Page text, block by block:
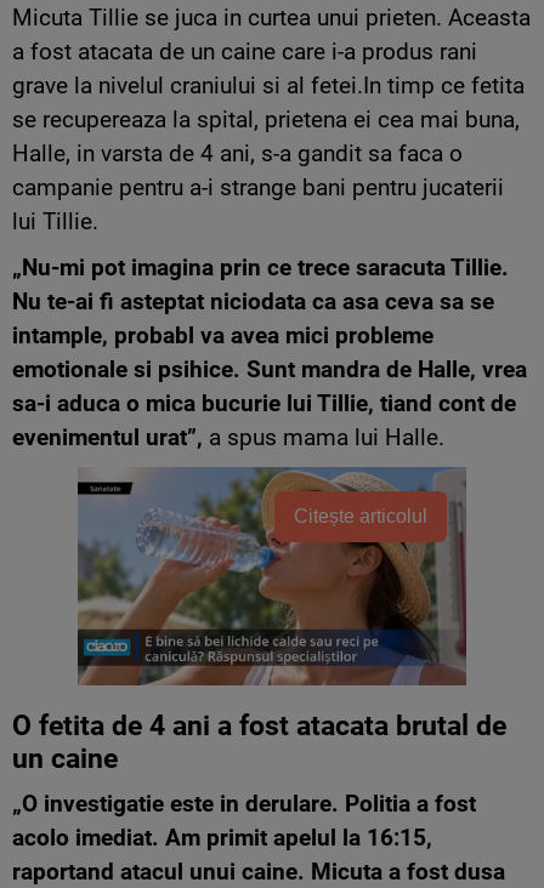
Micuta Tillie se juca in curtea unui prieten. Aceasta
a fost atacata de un caine care i-a produs rani
grave la nivelul craniului si al fetei.In timp ce fetita
se recupereaza la spital, prietena ei cea mai buna,
Halle, in varsta de 4 ani, s-a gandit sa faca o
campanie pentru a-i strange bani pentru jucaterii
lui Tillie.
„Nu-mi pot imagina prin ce trece saracuta Tillie.
Nu te-ai fi asteptat niciodata ca asa ceva sa se
intample, probabl va avea mici probleme
emotionale si psihice. Sunt mandra de Halle, vrea
sa-i aduca o mica bucurie lui Tillie, tiand cont de
evenimentul urat”, a spus mama lui Halle.
Citește articolul
O fetita de 4 ani a fost atacata brutal de
un caine
„O investigatie este in derulare. Politia a fost
acolo imediat. Am primit apelul la 16:15,
raportand atacul unui caine. Micuta a fost dusa